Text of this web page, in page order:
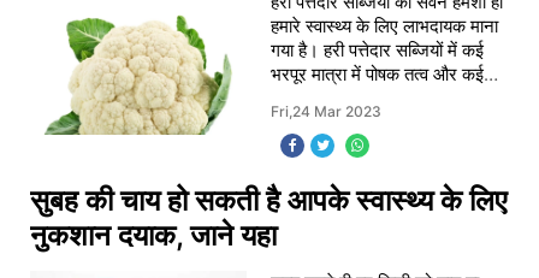
हमारे स्वास्थ्य के लिए लाभदायक माना
गया है। हरी पत्तेदार सब्जियों में कई
भरपूर मात्रा में पोषक तत्व और कई
आपके शरीर के लिए काफी
Fri,24 Mar 2023
सुबह की चाय हो सकती है आपके स्वास्थ्य के लिए
नुकशान दयाक, जाने यहा